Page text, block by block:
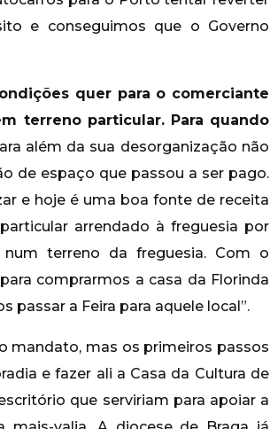
e conseguimos que o Governo
quer para o comerciante
terreno particular. Para quando
além da sua desorganização não
de espaço que passou a ser pago.
e hoje é uma boa fonte de receita
arrendado à freguesia por
terreno da freguesia. Com o
comprarmos a casa da Florinda
a Feira para aquele local”.
mandato, mas os primeiros passos
e fazer ali a Casa da Cultura de
que serviriam para apoiar a